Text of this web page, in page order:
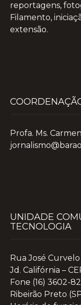
reportagens,
Filamento,
extensão.
Profa. Ms.
UNIDADE
TECNOLOGIA
Rua José Curvelo
Jd. Califórnia –
Fone (16) 3602-
Ribeirão Preto